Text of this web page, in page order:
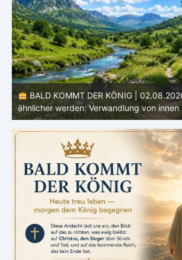
BALD KOMMT DER KÖNIG | 02.08.2026
ähnlicher werden: Verwandlung von innen